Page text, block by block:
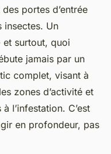
portes d’entrée
insectes. Un
surtout, quoi
jamais par un
complet, visant à
zones d’activité et
l’infestation. C’est
en profondeur, pas